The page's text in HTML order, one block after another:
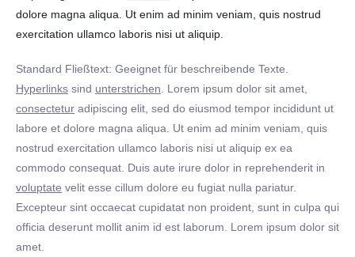
dolore magna aliqua. Ut enim ad minim veniam, quis nostrud
exercitation ullamco laboris nisi ut aliquip.
Standard Fließtext: Geeignet für beschreibende Texte.
Hyperlinks sind unterstrichen . Lorem ipsum dolor sit amet,
consectetur adipiscing elit, sed do eiusmod tempor incididunt ut
labore et dolore magna aliqua. Ut enim ad minim veniam, quis
nostrud exercitation ullamco laboris nisi ut aliquip ex ea
commodo consequat. Duis aute irure dolor in reprehenderit in
voluptate velit esse cillum dolore eu fugiat nulla pariatur.
Excepteur sint occaecat cupidatat non proident, sunt in culpa qui
officia deserunt mollit anim id est laborum. Lorem ipsum dolor sit
amet.